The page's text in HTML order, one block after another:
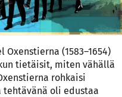
(1583–1654)
tietäisit, miten vähällä
rohkaisi
tehtävänä oli edustaa